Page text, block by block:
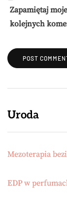
Zapamiętaj
kolejnych
Uroda
Mezoterapia
EDP w